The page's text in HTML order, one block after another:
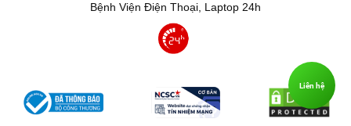
Bệnh Viện Điện Thoại, Laptop 24h
Liên hệ